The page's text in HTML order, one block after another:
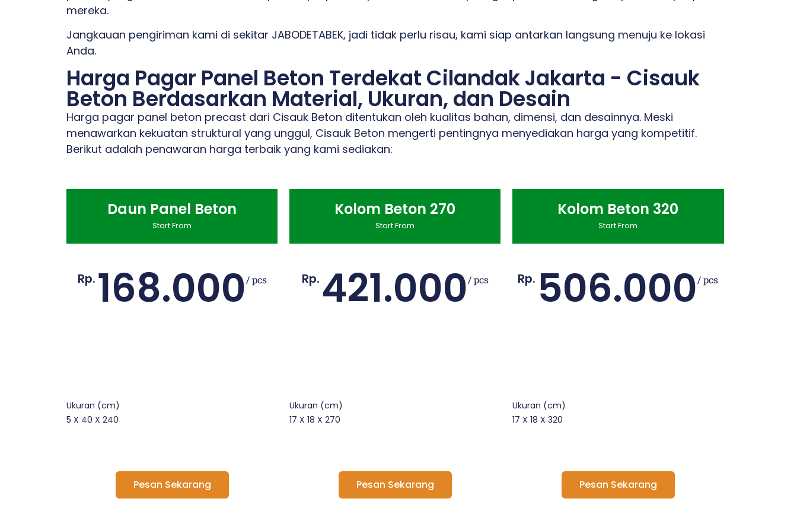
mereka.
Jangkauan pengiriman kami di sekitar JABODETABEK, jadi tidak perlu risau, kami siap antarkan langsung menuju ke lokasi
Anda.
Harga Pagar Panel Beton Terdekat Cilandak Jakarta - Cisauk
Beton Berdasarkan Material, Ukuran, dan Desain
Harga pagar panel beton precast dari Cisauk Beton ditentukan oleh kualitas bahan, dimensi, dan desainnya. Meski
menawarkan kekuatan struktural yang unggul, Cisauk Beton mengerti pentingnya menyediakan harga yang kompetitif.
Berikut adalah penawaran harga terbaik yang kami sediakan:
Daun Panel Beton
Start From
Rp. 168.000/ pcs
Ukuran (cm)
5 X 40 X 240
Pesan Sekarang
Kolom Beton 270
Start From
Rp. 421.000/ pcs
Ukuran (cm)
17 X 18 X 270
Pesan Sekarang
Kolom Beton 320
Start From
Rp. 506.000/ pcs
Ukuran (cm)
17 X 18 X 320
Pesan Sekarang